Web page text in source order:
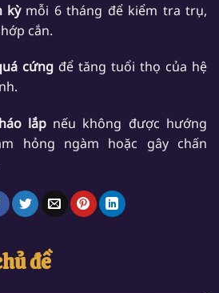
kỳmỗi 6 tháng để kiểm tra trụ,
cắn.
cứngđể tăng tuổi thọ của hệ
lắpnếu không được hướng
hỏng ngàm hoặc gây chấn
đề